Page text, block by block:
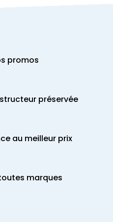
promos
préservée
au meilleur prix
marques